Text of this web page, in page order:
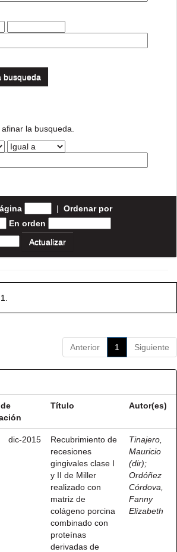
busqueda
la busqueda.
| Ordenar por
En orden
Anterior 1 Siguiente
Título Autor(es)
dic-2015
Recubrimiento de
recesiones
gingivales clase I
y II de Miller
realizado con
matriz de
colágeno porcina
combinado con
proteínas
derivadas de
Tinajero,
Mauricio
(dir);
Ordóñez
Córdova,
Fanny
Elizabeth